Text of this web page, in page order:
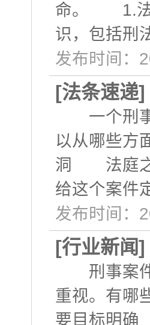
命。 1.法
识，包括刑
发布时间：
[法条速递]
一个刑事
以从哪些
洞 法庭之
给这个案件
发布时间：
[行业新闻]
刑事案件
重视。有哪
要目标明确